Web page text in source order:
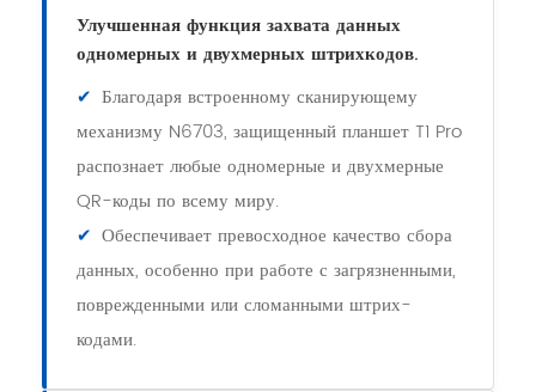
Улучшенная функция захвата данных
одномерных и двухмерных штрихкодов.
✔ Благодаря встроенному сканирующему
механизму N6703, защищенный планшет T1 Pro
распознает любые одномерные и двухмерные
QR-коды по всему миру.
✔ Обеспечивает превосходное качество сбора
данных, особенно при работе с загрязненными,
поврежденными или сломанными штрих-
кодами.